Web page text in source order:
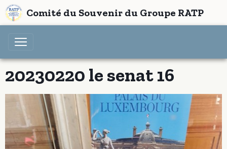
Comité du Souvenir du Groupe RATP
20230220 le senat 16